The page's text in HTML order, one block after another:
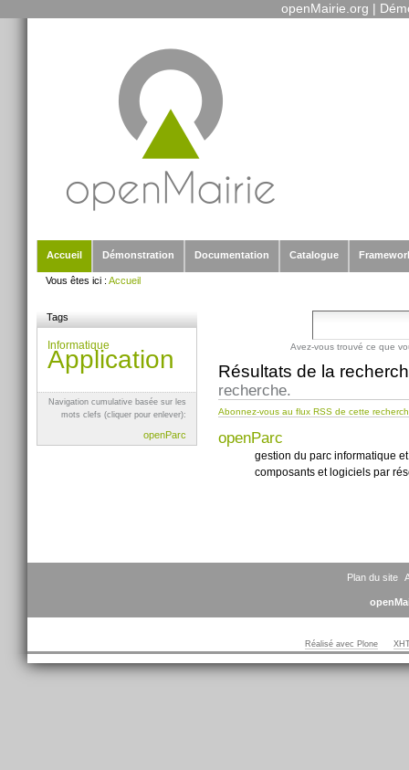
openMairie.org |
Accueil
Démonstration Documentation Catalogue
Vous êtes ici : Accueil
Tags
Informatique
Application
Navigation cumulative basée sur les
mots clefs (cliquer pour enlever):
openParc
Avez-vous trouvé ce que
Résultats de la
recherche.
Abonnez-vous au flux RSS de cette
openParc
gestion du parc informatique
composants et logiciels par
Plan du site
Réalisé avec Plone